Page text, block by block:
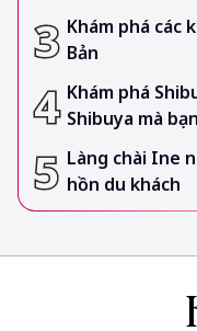
Khám phá các
Bản
Khám phá
Shibuya mà
Làng chài Ine
hồn du khách